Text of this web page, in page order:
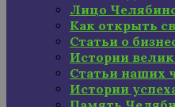
Лицо
Как открыть
Статьи о
Истории
Статьи наших
Истории